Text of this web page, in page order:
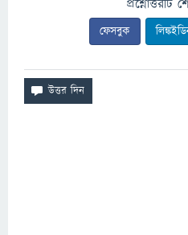
প্রশ্নোত্তরটি
ফেসবুক